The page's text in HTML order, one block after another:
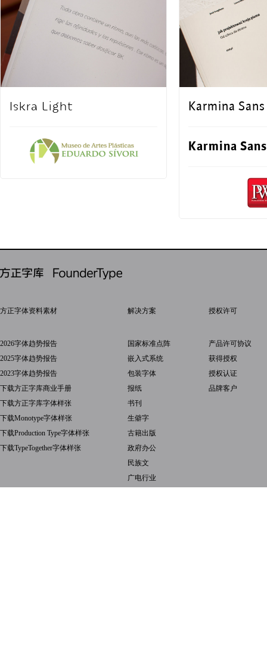
Iskra Light Karmina
Karmina
方正字体资料素材
2026字体趋势报告
2025字体趋势报告
2023字体趋势报告
下载方正字库商业手册
下载方正字库字体样张
下载Monotype字体样张
下载Production Type字体样张
下载TypeTogether字体样张
解决方案
国家标准点阵
嵌入式系统
包装字体
报纸
书刊
生僻字
古籍出版
政府办公
民族文
广电行业
授权许可
产品许可协议
获得授权
授权认证
品牌客户